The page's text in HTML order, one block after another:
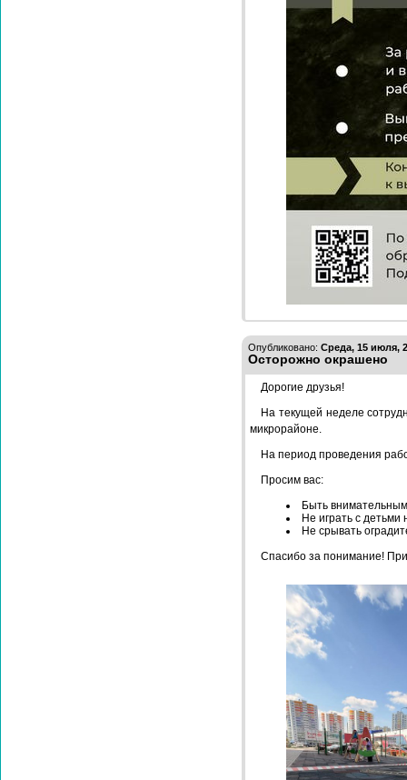
Опубликовано: Среда, 15 июля,
Осторожно окрашено
Дорогие друзья!
На текущей неделе
микрорайоне.
На период проведения
Просим вас:
Быть
Не играть с
Не срывать
Спасибо за понимание!